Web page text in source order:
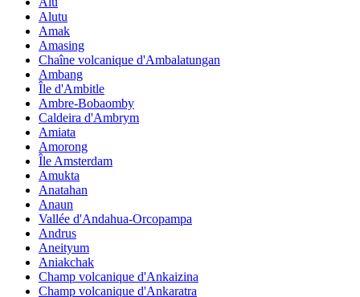
Alutu
Amak
Amasing
Chaîne volcanique d'Ambalatungan
Ambang
Île d'Ambitle
Ambre-Bobaomby
Caldeira d'Ambrym
Amiata
Amorong
Île Amsterdam
Amukta
Anatahan
Anaun
Vallée d'Andahua-Orcopampa
Andrus
Aneityum
Aniakchak
Champ volcanique d'Ankaizina
Champ volcanique d'Ankaratra